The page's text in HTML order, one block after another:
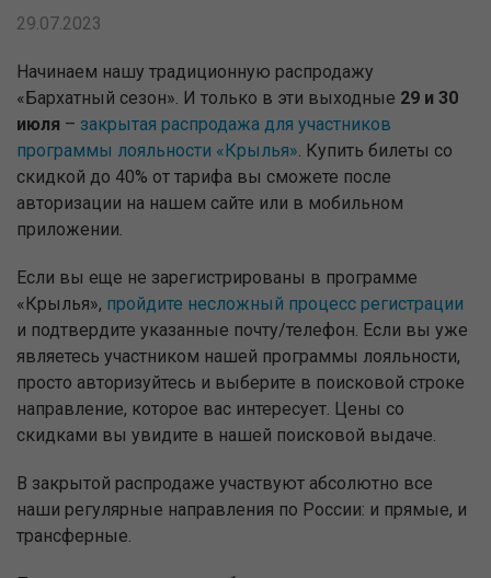
29.07.2023
Начинаем нашу традиционную распродажу
«Бархатный сезон». И только в эти выходные 29 и 30
июля – закрытая распродажа для участников
программы лояльности «Крылья». Купить билеты со
скидкой до 40% от тарифа вы сможете после
авторизации на нашем сайте или в мобильном
приложении.
Если вы еще не зарегистрированы в программе
«Крылья», пройдите несложный процесс регистрации
и подтвердите указанные почту/телефон. Если вы уже
являетесь участником нашей программы лояльности,
просто авторизуйтесь и выберите в поисковой строке
направление, которое вас интересует. Цены со
скидками вы увидите в нашей поисковой выдаче.
В закрытой распродаже участвуют абсолютно все
наши регулярные направления по России: и прямые, и
трансферные.